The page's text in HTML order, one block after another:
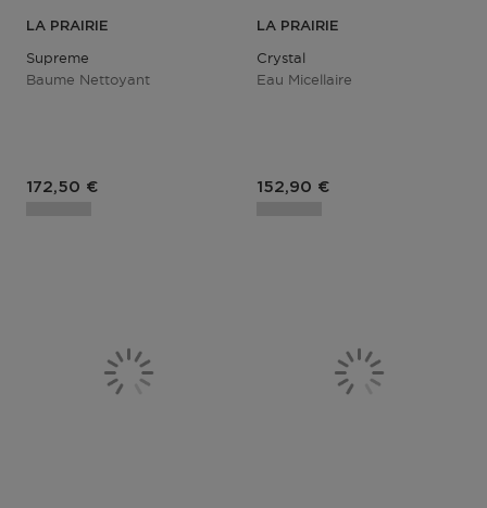
LA PRAIRIE
Supreme
Baume Nettoyant
Prix du produit
172,50 €
LA PRAIRIE
Crystal
Eau Micellaire
Prix du produit
152,90 €